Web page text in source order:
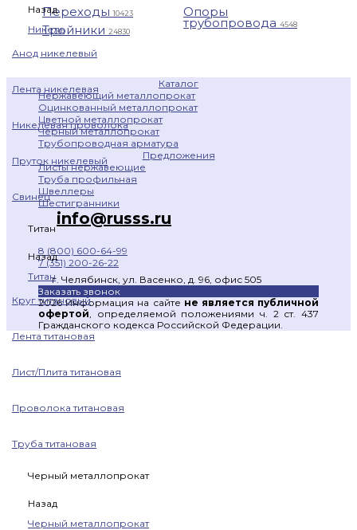
Назад
Никель
Анод никелевый
Лента никелевая
Никелевая проволока
Пруток никелевый
Свинец
Титан
Назад
Титан
Круг титановый
Лента титановая
Лист/Плита титановая
Проволока титановая
Труба титановая
Черный металлопрокат
Назад
Черный металлопрокат
Переходы10423
Тройники 24830
Опоры
трубопровода 4548
Каталог
Нержавеющий металлопрокат
Оцинкованный металлопрокат
Цветной металлопрокат
Черный металлопрокат
Трубопроводная арматура
Предложения
Листы нержавеющие
Труба профильная
Швеллеры
Шестигранники
info@russs.ru
8 (800) 600-64-99
7 (351) 200-26-22
г. Челябинск, ул. Васенко, д. 96, офис 505
Заказать звонок
2026 Информация на сайте не является публичной
офертой , определяемой положениями ч. 2 ст. 437
Гражданского кодекса Российской Федерации.